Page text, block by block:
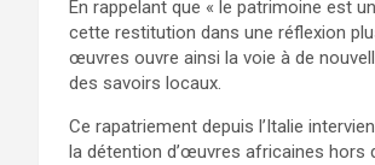
En rappelant que « le patrimoine est
cette restitution dans une réflexion
œuvres ouvre ainsi la voie à de
des savoirs locaux.
Ce rapatriement depuis l’Italie
la détention d’œuvres africaines hors